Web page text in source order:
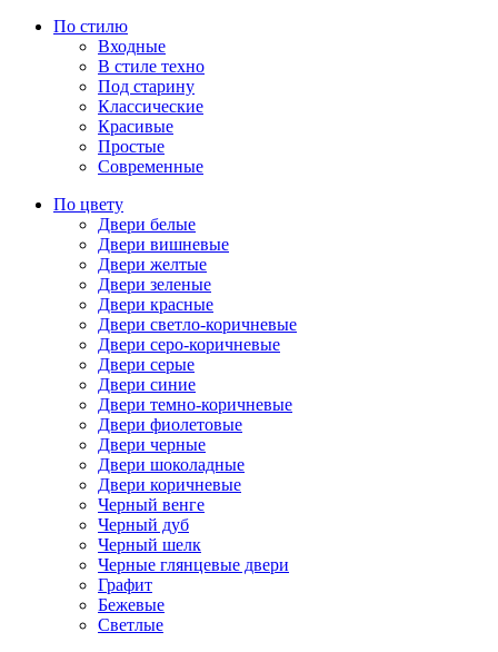
По стилю
Входные
В стиле техно
Под старину
Классические
Красивые
Простые
Современные
По цвету
Двери белые
Двери вишневые
Двери желтые
Двери зеленые
Двери красные
Двери светло-коричневые
Двери серо-коричневые
Двери серые
Двери синие
Двери темно-коричневые
Двери фиолетовые
Двери черные
Двери шоколадные
Двери коричневые
Черный венге
Черный дуб
Черный шелк
Черные глянцевые двери
Графит
Бежевые
Светлые